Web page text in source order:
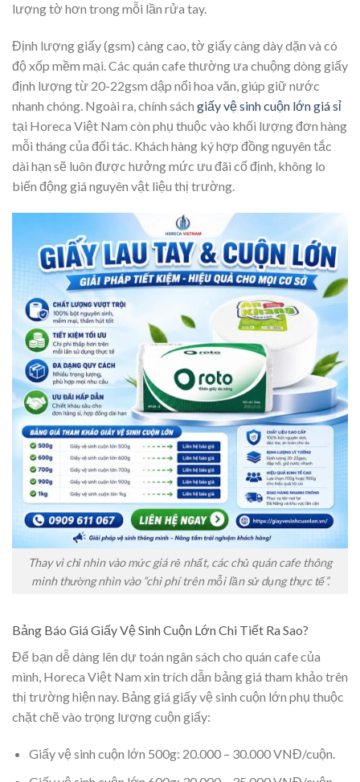
lượng tờ hơn trong mỗi lần rửa tay.
Định lượng giấy (gsm) càng cao, tờ giấy càng dày dặn và có
độ xốp mềm mại. Các quán cafe thường ưa chuộng dòng giấy
định lượng từ 20-22gsm dập nổi hoa văn, giúp giữ nước
nhanh chóng. Ngoài ra, chính sách giấy vệ sinh cuộn lớn giá sỉ
tại Horeca Việt Nam còn phụ thuộc vào khối lượng đơn hàng
mỗi tháng của đối tác. Khách hàng ký hợp đồng nguyên tắc
dài hạn sẽ luôn được hưởng mức ưu đãi cố định, không lo
biến động giá nguyên vật liệu thị trường.
Thay vì chỉ nhìn vào mức giá rẻ nhất, các chủ quán cafe thông
minh thường nhìn vào “chi phí trên mỗi lần sử dụng thực tế”.
Bảng Báo Giá Giấy Vệ Sinh Cuộn Lớn Chi Tiết Ra Sao?
Để bạn dễ dàng lên dự toán ngân sách cho quán cafe của
mình, Horeca Việt Nam xin trích dẫn bảng giá tham khảo trên
thị trường hiện nay. Bảng giá giấy vệ sinh cuộn lớn phụ thuộc
chặt chẽ vào trọng lượng cuộn giấy:
Giấy vệ sinh cuộn lớn 500g: 20.000 – 30.000 VNĐ/cuộn.